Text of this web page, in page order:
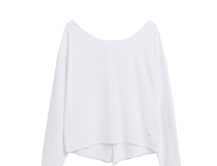
５．嚴禁一人註冊多個帳號或使用他人資訊註冊。若發現惡意使用之情形，
恩沛科技股份有限公司將有權停止該用戶之使用額度並採取法律行動。